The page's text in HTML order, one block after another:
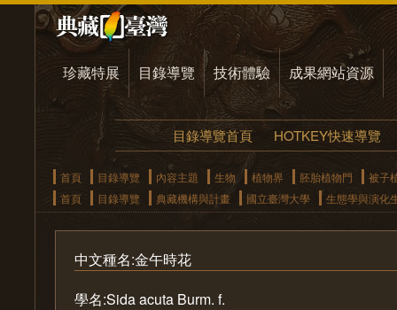
珍藏特展 目錄導覽 技術體驗 成果網站資源
目錄導覽首頁 HOTKEY快速導覽
首頁 目錄導覽 內容主題 生物 植物界 胚胎植物門
被子
首頁
目錄導覽 典藏機構與計畫 國立臺灣大學 生態學與演化
中文種名:金午時花
學名:Sida acuta Burm. f.